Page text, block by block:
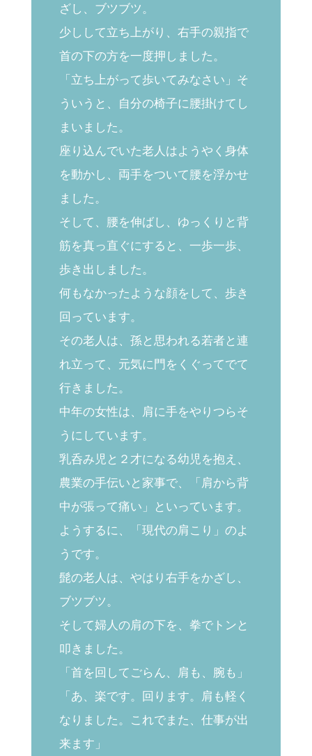
ざし、ブツブツ。
少しして立ち上がり、右手の親指で
首の下の方を一度押しました。
「立ち上がって歩いてみなさい」そ
ういうと、自分の椅子に腰掛けてし
まいました。
座り込んでいた老人はようやく身体
を動かし、両手をついて腰を浮かせ
ました。
そして、腰を伸ばし、ゆっくりと背
筋を真っ直ぐにすると、一歩一歩、
歩き出しました。
何もなかったような顔をして、歩き
回っています。
その老人は、孫と思われる若者と連
れ立って、元気に門をくぐってでて
行きました。
中年の女性は、肩に手をやりつらそ
うにしています。
乳呑み児と２才になる幼児を抱え、
農業の手伝いと家事で、「肩から背
中が張って痛い」といっています。
ようするに、「現代の肩こり」のよ
うです。
髭の老人は、やはり右手をかざし、
ブツブツ。
そして婦人の肩の下を、拳でトンと
叩きました。
「首を回してごらん、肩も、腕も」
「あ、楽です。回ります。肩も軽く
なりました。これでまた、仕事が出
来ます」